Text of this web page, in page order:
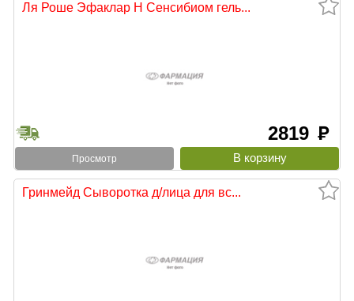
Ля Роше Эфаклар Н Сенсибиом гель...
2819 руб
Просмотр
Гринмейд Сыворотка д/лица для вс...